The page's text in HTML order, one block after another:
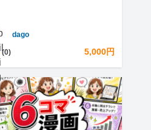
dago
(0) 5,000円